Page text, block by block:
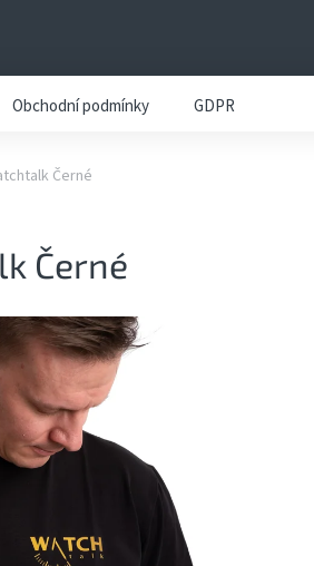
Obchodní podmínky GDPR
Černé
Černé